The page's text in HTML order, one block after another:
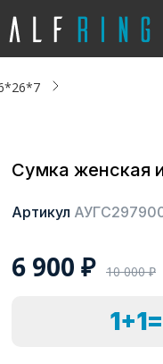
Сумка женская
Артикул
6 900 ₽ 10 000₽